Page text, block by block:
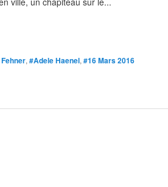
, #Adele Haenel, #16 Mars 2016